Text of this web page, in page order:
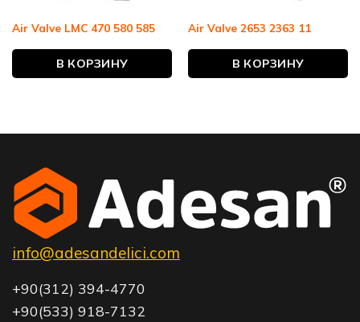
Air Valve LMC 470 580 585
В КОРЗИНУ
Air Valve 2653 2363 11
В КОРЗИНУ
info@adesandelici.com
+90(312) 394-4770
+90(533) 918-7132